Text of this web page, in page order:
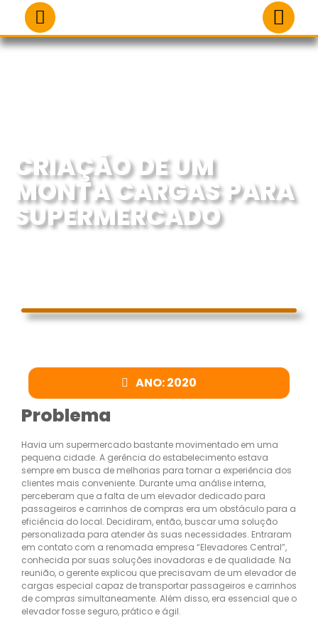
CRIAÇÃO DE UM
MONTA CARGAS PARA
SUPERMERCADO
ANO: 2020
Problema
Havia um supermercado bastante movimentado em uma
pequena cidade. A gerência do estabelecimento estava
sempre em busca de melhorias para tornar a experiência dos
clientes mais conveniente. Durante uma análise interna,
perceberam que a falta de um elevador dedicado para
passageiros e carrinhos de compras era um obstáculo para a
eficiência do local. Decidiram, então, buscar uma solução
personalizada para atender às suas necessidades. Entraram
em contato com a renomada empresa “Elevadores Central”,
conhecida por suas soluções inovadoras e de qualidade. Na
reunião, o gerente explicou que precisavam de um elevador de
cargas especial capaz de transportar passageiros e carrinhos
de compras simultaneamente. Além disso, era essencial que o
elevador fosse seguro, prático e ágil.